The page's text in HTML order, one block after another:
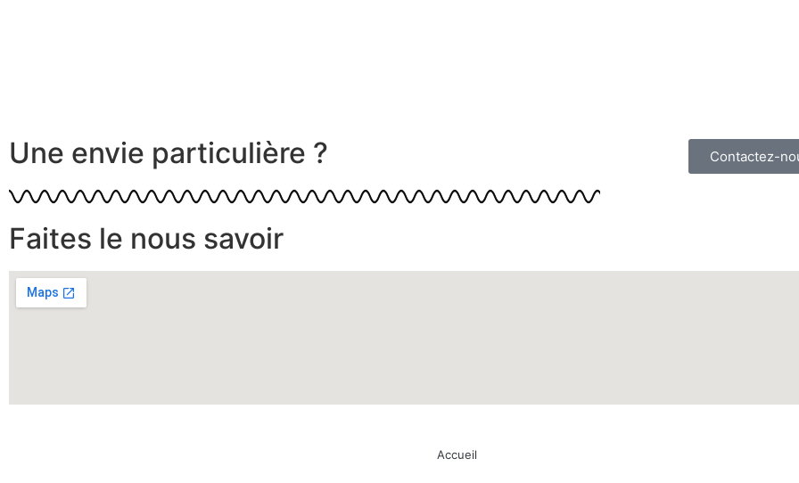
Une envie particulière ?
Faites le nous savoir
Contactez-
Accueil